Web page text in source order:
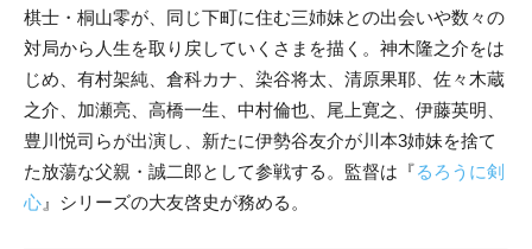
棋士・桐山零が、同じ下町に住む三姉妹との出会いや数々の
対局から人生を取り戻していくさまを描く。神木隆之介をは
じめ、有村架純、倉科カナ、染谷将太、清原果耶、佐々木蔵
之介、加瀬亮、高橋一生、中村倫也、尾上寛之、伊藤英明、
豊川悦司らが出演し、新たに伊勢谷友介が川本3姉妹を捨て
た放蕩な父親・誠二郎として参戦する。監督は『るろうに剣
心 』シリーズの大友啓史が務める。